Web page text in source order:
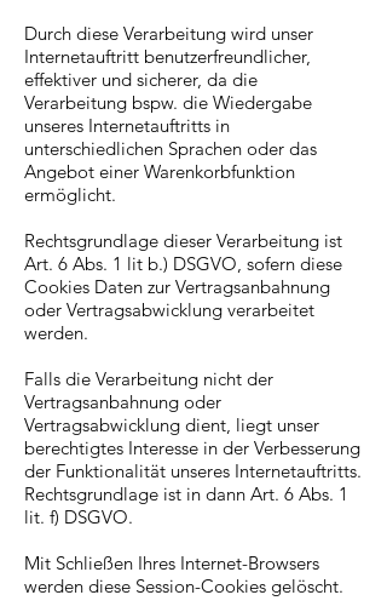
Durch diese Verarbeitung wird unser
Internetauftritt benutzerfreundlicher,
effektiver und sicherer, da die
Verarbeitung bspw. die Wiedergabe
unseres Internetauftritts in
unterschiedlichen Sprachen oder das
Angebot einer Warenkorbfunktion
ermöglicht.
Rechtsgrundlage dieser Verarbeitung ist
Art. 6 Abs. 1 lit b.) DSGVO, sofern diese
Cookies Daten zur Vertragsanbahnung
oder Vertragsabwicklung verarbeitet
werden.
Falls die Verarbeitung nicht der
Vertragsanbahnung oder
Vertragsabwicklung dient, liegt unser
berechtigtes Interesse in der Verbesserung
der Funktionalität unseres Internetauftritts.
Rechtsgrundlage ist in dann Art. 6 Abs. 1
lit. f) DSGVO.
Mit Schließen Ihres Internet-Browsers
werden diese Session-Cookies gelöscht.